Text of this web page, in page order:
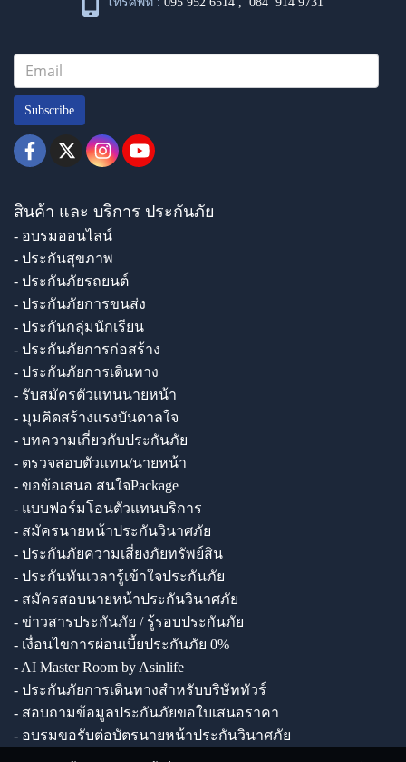
โทรศัพท์ : 095 952 6514 ,084 914 9731
Subscribe
สินค้า และ บริการ ประกันภัย
- อบรมออนไลน์
- ประกันสุขภาพ
- ประกันภัยรถยนต์
- ประกันภัยการขนส่ง
- ประกันกลุ่มนักเรียน
- ประกันภัยการก่อสร้าง
- ประกันภัยการเดินทาง
- รับสมัครตัวแทนนายหน้า
- มุมคิดสร้างแรงบันดาลใจ
- บทความเกี่ยวกับประกันภัย
- ตรวจสอบตัวแทน/นายหน้า
- ขอข้อเสนอ สนใจPackage
- แบบฟอร์มโอนตัวแทนบริการ
- สมัครนายหน้าประกันวินาศภัย
- ประกันภัยความเสี่ยงภัยทรัพย์สิน
- ประกันทันเวลารู้เข้าใจประกันภัย
- สมัครสอบนายหน้าประกันวินาศภัย
- ข่าวสารประกันภัย / รู้รอบประกันภัย
- เงื่อนไขการผ่อนเบี้ยประกันภัย 0%
- AI Master Room by Asinlife
- ประกันภัยการเดินทางสำหรับบริษัททัวร์
- สอบถามข้อมูลประกันภัยขอใบเสนอราคา
- อบรมขอรับต่อบัตรนายหน้าประกันวินาศภัย